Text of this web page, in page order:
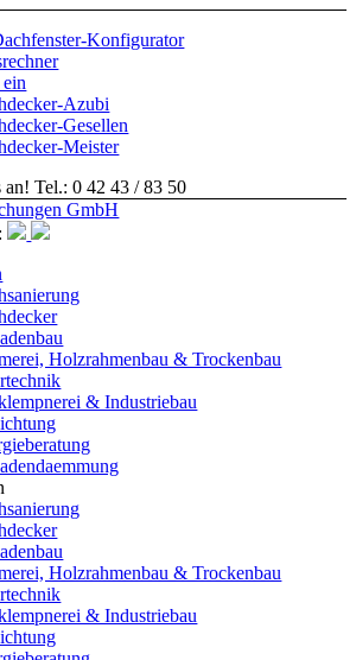
Konfigurator
Azubi
Gesellen
Meister
an! Tel.: 0 42 43 / 83 50
Holzrahmenbau & Trockenbau
& Industriebau
Holzrahmenbau & Trockenbau
& Industriebau